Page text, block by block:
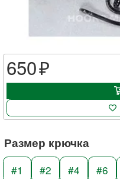
Размер крючка
#1 #2 #4 #6
650